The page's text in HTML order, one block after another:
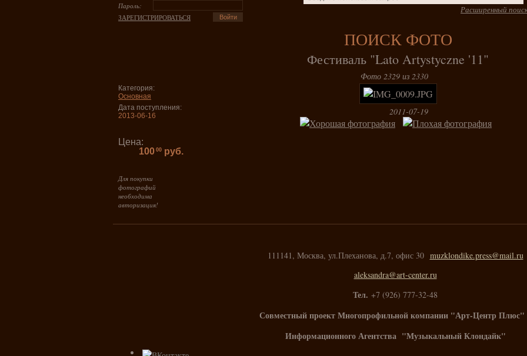
Пароль:
ЗАРЕГИСТРИРОВАТЬСЯ
Расширенный
ПОИСК ФОТО
Фестиваль "Lato Artystyczne '11"
Категория:
Основная
Дата поступления:
2013-06-16
Цена:
100 00 руб.
Для покупки
фотографий
необходима
авторизация!
Фото 2329 из 2330
2011-07-19
111141, Москва, ул.Плеханова, д.7, офис 30 muzklondike.press@mail.ru
aleksandra@art-center.ru
Тел. +7 (926) 777-32-48
Совместный проект Многопрофильной компании "Арт-Центр Плюс"
Информационного Агентства "Музыкальный Клондайк"